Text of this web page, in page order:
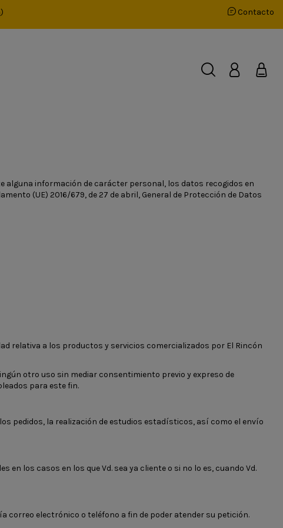
) Contacto
alguna información de carácter personal, los datos recogidos en
(UE) 2016/679, de 27 de abril, General de Protección de Datos
relativa a los productos y servicios comercializados por El Rincón
otro uso sin mediar consentimiento previo y expreso de
para este fin.
pedidos, la realización de estudios estadísticos, así como el envío
los casos en los que Vd. sea ya cliente o si no lo es, cuando Vd.
correo electrónico o teléfono a fin de poder atender su petición.